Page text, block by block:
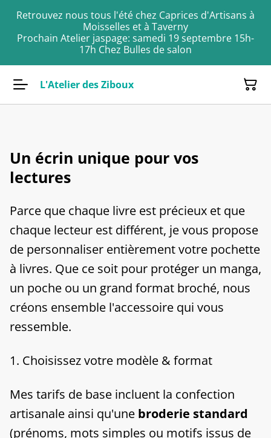
Retrouvez nous tous l'été chez Caprices d'Artisans à
Moisselles et à Taverny
Prochain Atelier jaspage: samedi 19 septembre 15h-
17h Chez Bulles de salon
L'Atelier des Ziboux
Un écrin unique pour vos
lectures
Parce que chaque livre est précieux et que
chaque lecteur est différent, je vous propose
de personnaliser entièrement votre pochette
à livres. Que ce soit pour protéger un manga,
un poche ou un grand format broché, nous
créons ensemble l'accessoire qui vous
ressemble.
​1. Choisissez votre modèle & format
​Mes tarifs de base incluent la confection
artisanale ainsi qu'une broderie standard
(prénoms, mots simples ou motifs issus de